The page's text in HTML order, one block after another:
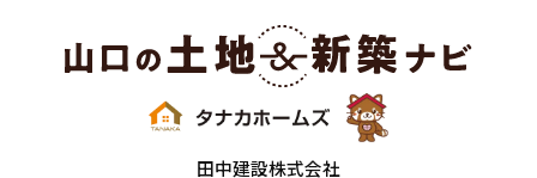
田中建設株式会社